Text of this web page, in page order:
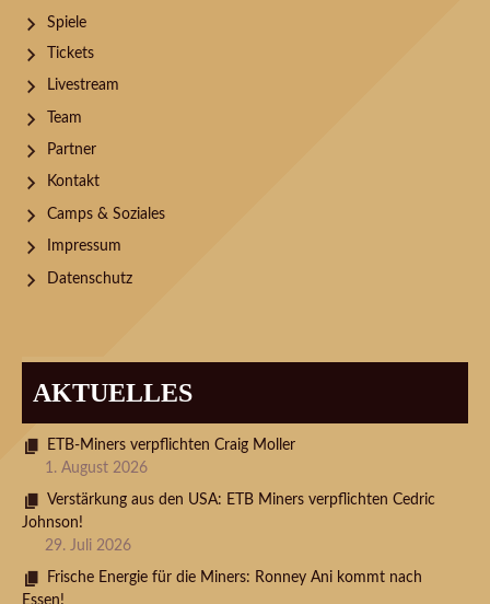
Spiele
Tickets
Livestream
Team
Partner
Kontakt
Camps & Soziales
Impressum
Datenschutz
AKTUELLES
ETB-Miners verpflichten Craig Moller
1. August 2026
Verstärkung aus den USA: ETB Miners verpflichten Cedric
Johnson!
29. Juli 2026
Frische Energie für die Miners: Ronney Ani kommt nach